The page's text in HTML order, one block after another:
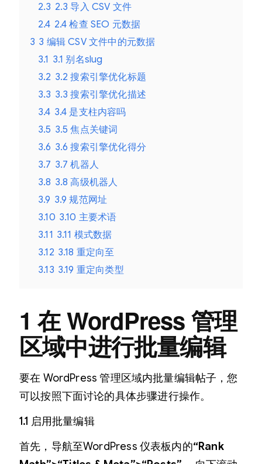
2.3 2.3 导入 CSV 文件
2.4 2.4 检查 SEO 元数据
3 3 编辑 CSV 文件中的元数据
3.1 3.1 别名slug
3.2 3.2 搜索引擎优化标题
3.3 3.3 搜索引擎优化描述
3.4 3.4 是支柱内容吗
3.5 3.5 焦点关键词
3.6 3.6 搜索引擎优化得分
3.7 3.7 机器人
3.8 3.8 高级机器人
3.9 3.9 规范网址
3.10 3.10 主要术语
3.11 3.11 模式数据
3.12 3.18 重定向至
3.13 3.19 重定向类型
1 在 WordPress 管理
区域中进行批量编辑
要在 WordPress 管理区域内批量编辑帖子，您
可以按照下面讨论的具体步骤进行操作。
1.1 启用批量编辑
首先，导航至WordPress 仪表板内的“Rank